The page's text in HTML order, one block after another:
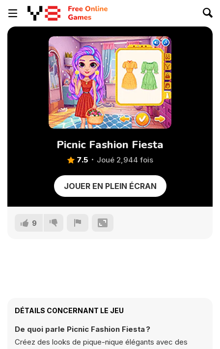
Picnic Fashion Fiesta
7.5 Joué 2,944 fois
JOUER EN PLEIN ÉCRAN
9
DÉTAILS CONCERNANT LE JEU
De quoi parle Picnic Fashion Fiesta ?
Créez des looks de pique-nique élégants avec des